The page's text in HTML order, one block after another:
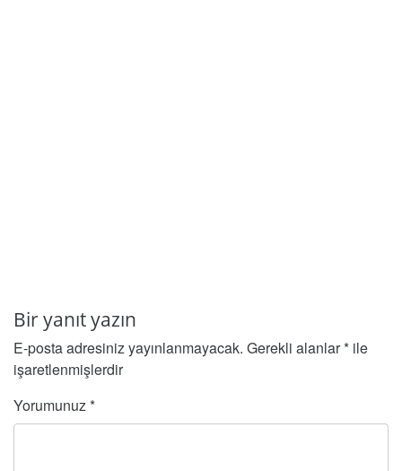
Bir yanıt yazın
E-posta adresiniz yayınlanmayacak. Gerekli alanlar* ile
işaretlenmişlerdir
Yorumunuz*